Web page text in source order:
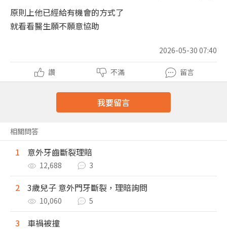
原則上他已經給有機會的方式了
就看看醫生願不願意協助
2026-05-30 07:40
讚 不滿 留言
我要留言
相關問答
1 意外牙齒斷裂理賠
12,688 3
2 3歲兒子 意外門牙斷裂，理賠詢問
10,060 5
3 車禍被撞